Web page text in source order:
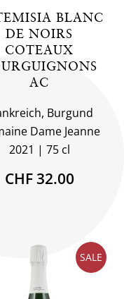
BLANC
DE NOIRS
COTEAUX
AC
Burgund
Dame Jeanne
2021
75 cl
CHF 32.00
SALE